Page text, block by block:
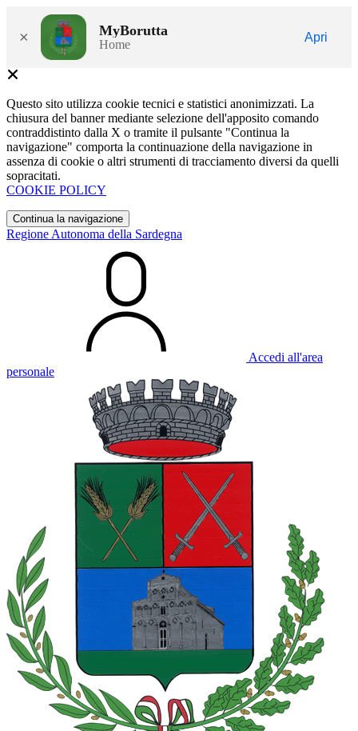
× MyBorutta
Home
Apri
Questo sito utilizza cookie tecnici e statistici anonimizzati. La
chiusura del banner mediante selezione dell'apposito comando
contraddistinto dalla X o tramite il pulsante "Continua la
navigazione" comporta la continuazione della navigazione in
assenza di cookie o altri strumenti di tracciamento diversi da quelli
sopracitati.
COOKIE POLICY
Continua la navigazione
Regione Autonoma della Sardegna
Accedi all'area
personale